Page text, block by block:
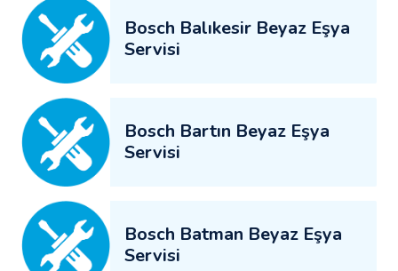
Bosch Balıkesir Beyaz Eşya
Servisi
Bosch Bartın Beyaz Eşya
Servisi
Bosch Batman Beyaz Eşya
Servisi